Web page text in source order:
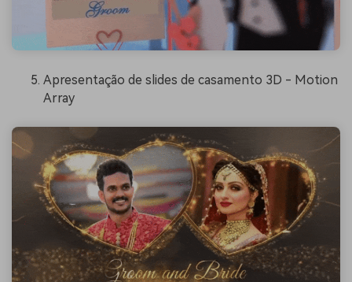
Apresentação de slides de casamento 3D - Motion
Array